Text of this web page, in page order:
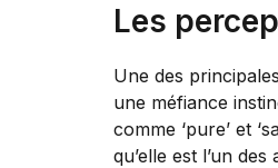
Les
Une des
une méfiance
comme ‘pure’ et
qu’elle est l’un